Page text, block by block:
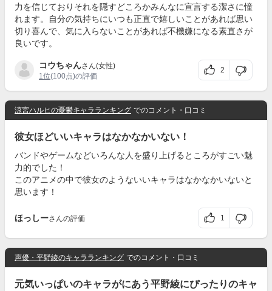
力を信じておりそれを隠すどころかみんなに宣言する潔さに憧
れます。自分の気持ちにいつも正直で嬉しいことがあれば思い
切り喜んで、気に入らないことがあれば不機嫌になる素直さが
良いです。
コウちゃんさん(女性)
1位(100点)の評価
2
涼宮ハルヒの憂鬱キャラランキング でのコメント・口コミ
彼女ほどいいキャラはなかなかいない！
バンドやゲームなどいろんな人を盛り上げるところがすごい魅
力的でした！
このアニメの中で彼女のようないいキャラはなかなかいないと
思います！
ほっしーさんの評価 1
声優・平野綾のキャラランキング でのコメント・口コミ
元気いっぱいのキャラがにあう平野綾にぴったりのキャ